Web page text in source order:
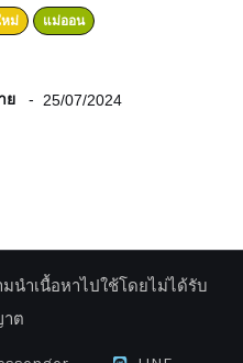
หม่ แม่ออน
ย 25/07/2024
นำเนื้อหาไปใช้โดยไม่ได้รับ
ต